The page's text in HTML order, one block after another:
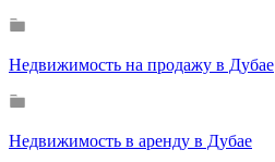
Недвижимость на продажу в Дубае
Недвижимость в аренду в Дубае